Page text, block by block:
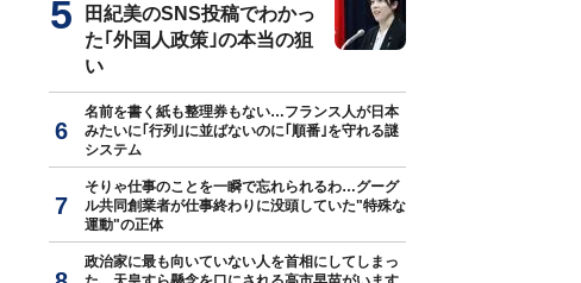
田紀美のSNS投稿でわかっ
た｢外国人政策｣の本当の狙
い
名前を書く紙も整理券もない…フランス人が日本
みたいに｢行列｣に並ばないのに｢順番｣を守れる謎
システム
そりゃ仕事のことを一瞬で忘れられるわ…グーグ
ル共同創業者が仕事終わりに没頭していた"特殊な
運動"の正体
政治家に最も向いていない人を首相にしてしまっ